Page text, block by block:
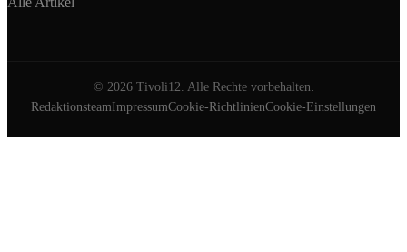
© 2026Tivoli12. Alle Rechte vorbehalten.
RedaktionsteamImpressumCookie-RichtlinienCookie-Einstellungen